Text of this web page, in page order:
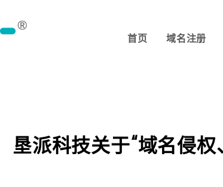
首页 域名注册
垦派科技关于“域名侵